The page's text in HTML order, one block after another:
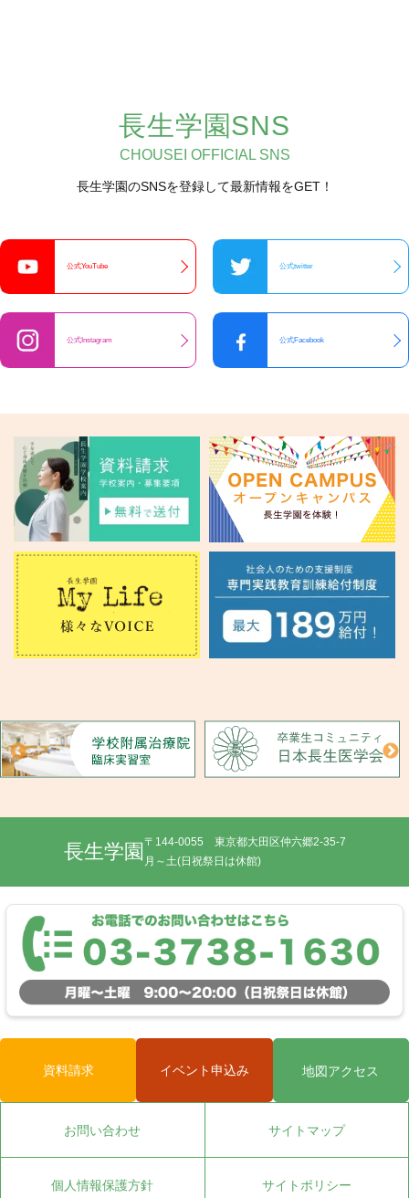
長生学園SNS
CHOUSEI OFFICIAL SNS
長生学園のSNSを登録して最新情報をGET！
公式YouTube 公式twitter
公式Instagram 公式Facebook
長生学園 〒144-0055 東京都大田区仲六郷2-35-7
月～土(日祝祭日は休館)
資料請求 イベント申込み 地図アクセス
お問い合わせ サイトマップ
個人情報保護方針 サイトポリシー